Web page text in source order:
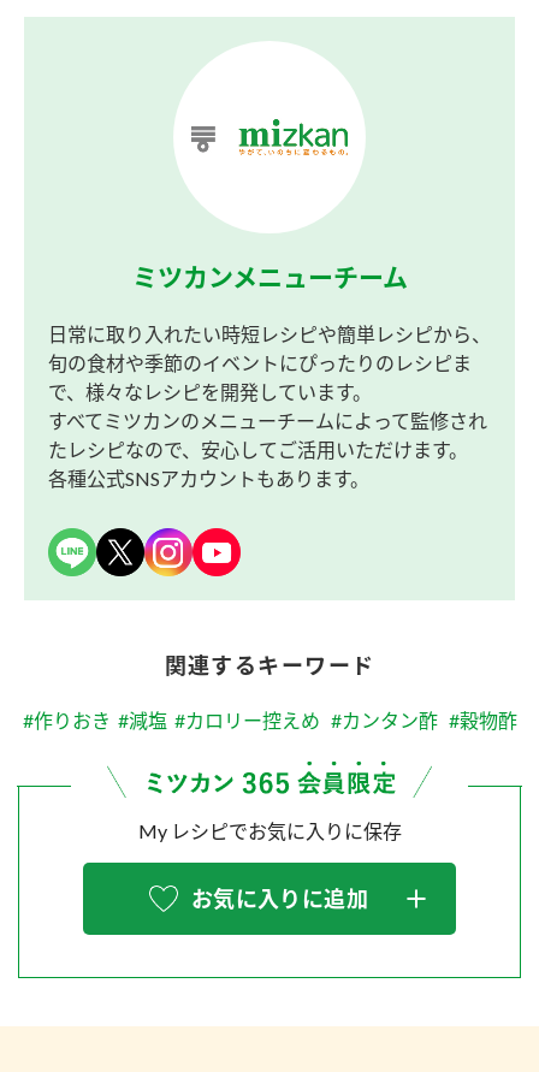
ミツカンメニューチーム
日常に取り入れたい時短レシピや簡単レシピから、
旬の食材や季節のイベントにぴったりのレシピま
で、様々なレシピを開発しています。
すべてミツカンのメニューチームによって監修され
たレシピなので、安心してご活用いただけます。
各種公式SNSアカウントもあります。
関連するキーワード
#作りおき #減塩 #カロリー控えめ #カンタン酢 #穀物酢
My レシピでお気に入りに保存
お気に入りに追加